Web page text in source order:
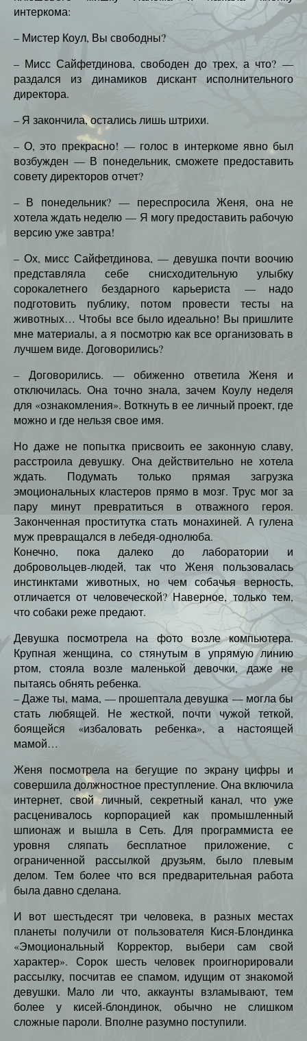
интеркома:
– Мистер Коул, Вы свободны?
– Мисс Сайфетдинова, свободен до трех, а что? —
раздался из динамиков дискант исполнительного
директора.
– Я закончила, остались лишь штрихи.
– О, это прекрасно! — голос в интеркоме явно был
возбужден — В понедельник, сможете предоставить
совету директоров отчет?
– В понедельник? — переспросила Женя, она не
хотела ждать неделю — Я могу предоставить рабочую
версию уже завтра!
– Ох, мисс Сайфетдинова, — девушка почти воочию
представляла себе снисходительную улыбку
сорокалетнего бездарного карьериста — надо
подготовить публику, потом провести тесты на
животных… Чтобы все было идеально! Вы пришлите
мне материалы, а я посмотрю как все организовать в
лучшем виде. Договорились?
– Договорились. — обиженно ответила Женя и
отключилась. Она точно знала, зачем Коулу неделя
для «ознакомления». Воткнуть в ее личный проект, где
можно и где нельзя свое имя.
Но даже не попытка присвоить ее законную славу,
расстроила девушку. Она действительно не хотела
ждать. Подумать только прямая загрузка
эмоциональных кластеров прямо в мозг. Трус мог за
пару минут превратиться в отважного героя.
Законченная проститутка стать монахиней. А гулена
муж превращался в лебедя-однолюба.
Конечно, пока далеко до лаборатории и
добровольцев-людей, так что Женя пользовалась
инстинктами животных, но чем собачья верность,
отличается от человеческой? Наверное, только тем,
что собаки реже предают.
Девушка посмотрела на фото возле компьютера.
Крупная женщина, со стянутым в упрямую линию
ртом, стояла возле маленькой девочки, даже не
пытаясь обнять ребенка.
– Даже ты, мама, — прошептала девушка — могла бы
стать любящей. Не жесткой, почти чужой теткой,
боящейся «избаловать ребенка», а настоящей
мамой…
Женя посмотрела на бегущие по экрану цифры и
совершила должностное преступление. Она включила
интернет, свой личный, секретный канал, что уже
расценивалось корпорацией как промышленный
шпионаж и вышла в Сеть. Для программиста ее
уровня сляпать бесплатное приложение, с
ограниченной рассылкой друзьям, было плевым
делом. Тем более что вся предварительная работа
была давно сделана.
И вот шестьдесят три человека, в разных местах
планеты получили от пользователя Кися-Блондинка
«Эмоциональный Корректор, выбери сам свой
характер». Сорок шесть человек проигнорировали
рассылку, посчитав ее спамом, идущим от знакомой
девушки. Мало ли что, аккаунты взламывают, тем
более у кисей-блондинок, обычно не слишком
сложные пароли. Вполне разумно поступили.